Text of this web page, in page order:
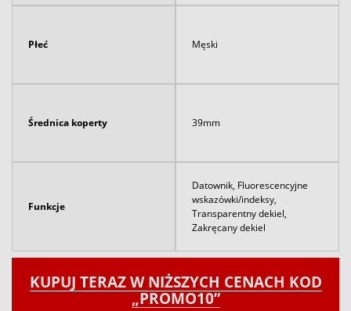
Płeć Męski
Średnica koperty 39mm
Funkcje
Datownik, Fluorescencyjne
wskazówki/indeksy,
Transparentny dekiel,
Zakręcany dekiel
KUPUJ TERAZ W NIŻSZYCH CENACH KOD
„PROMO10”